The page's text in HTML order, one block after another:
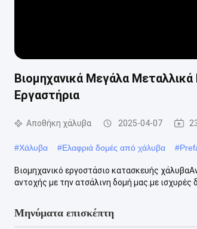
Βιομηχανικά Μεγάλα
Εργαστήρια
Αποθήκη χάλυβα 2025-04-07
#Χάλυβα #Ελαφριά δομές από χάλυβα #
Βιομηχανικό εργοστάσιο κατασκευής
αντοχής με την ατσάλινη δομή μας.με ισχυρές
Μηνύματα επισκέπτη